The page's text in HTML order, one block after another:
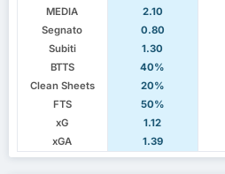
MEDIA
2.10
Segnato
0.80
Subiti
1.30
BTTS
40%
Clean Sheets
20%
FTS
50%
xG
1.12
xGA
1.39